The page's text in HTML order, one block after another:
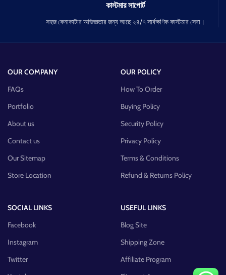
কাস্টমার সাপোর্ট
সহজ কেনাকাটার অভিজ্ঞতার জন্য আছে ২৪/৭ সার্বক্ষণিক কাস্টমার সেবা।
OUR COMPANY
FAQs
Portfolio
About us
Contact us
Our Sitemap
Store Location
OUR POLICY
How To Order
Buying Policy
Security Policy
Privacy Policy
Terms & Conditions
Refund & Returns Policy
SOCIAL LINKS
Facebook
Instagram
Twitter
USEFUL LINKS
Blog Site
Shipping Zone
Affiliate Program